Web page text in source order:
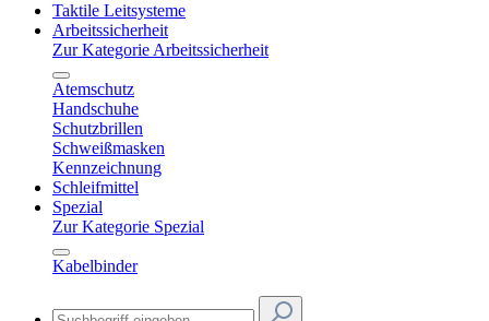
Taktile Leitsysteme
Arbeitssicherheit
Zur Kategorie Arbeitssicherheit
Atemschutz
Handschuhe
Schutzbrillen
Schweißmasken
Kennzeichnung
Schleifmittel
Spezial
Zur Kategorie Spezial
Kabelbinder